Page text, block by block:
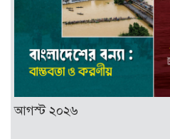
আগস্ট ২০২৬